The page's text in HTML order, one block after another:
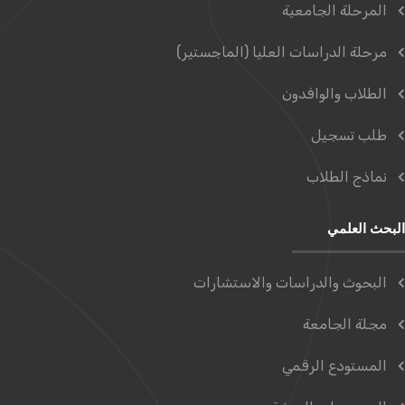
المرحلة الجامعية
مرحلة الدراسات العليا (الماجستير)
الطلاب والوافدون
طلب تسجيل
نماذج الطلاب
البحث العلمي
البحوث والدراسات والاستشارات
مجلة الجامعة
المستودع الرقمي